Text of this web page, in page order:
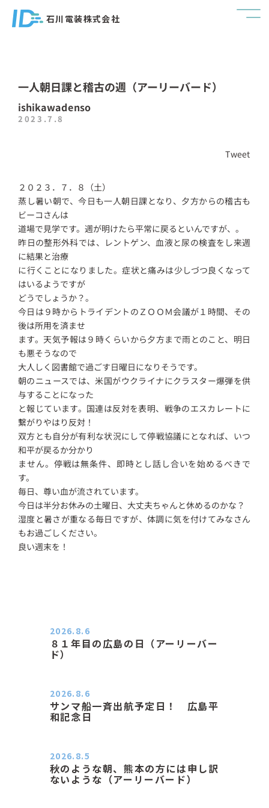
石川電装株式会社
一人朝日課と稽古の週（アーリーバード）
ishikawadenso
2023.7.8
Tweet
２０２３．７．８（土）
蒸し暑い朝で、今日も一人朝日課となり、夕方からの稽古も
ビーコさんは
道場で見学です。週が明けたら平常に戻るといんですが、。
昨日の整形外科では、レントゲン、血液と尿の検査をし来週
に結果と治療
に行くことになりました。症状と痛みは少しづつ良くなって
はいるようですが
どうでしょうか？。
今日は９時からトライデントのＺＯＯＭ会議が１時間、その
後は所用を済ませ
ます。天気予報は９時くらいから夕方まで雨とのこと、明日
も悪そうなので
大人しく図書館で過ごす日曜日になりそうです。
朝のニュースでは、米国がウクライナにクラスター爆弾を供
与することになった
と報じています。国連は反対を表明、戦争のエスカレートに
繋がりやはり反対！
双方とも自分が有利な状況にして停戦協議にとなれば、いつ
和平が戻るか分かり
ません。停戦は無条件、即時とし話し合いを始めるべきで
す。
毎日、尊い血が流されています。
今日は半分お休みの土曜日、大丈夫ちゃんと休めるのかな？
湿度と暑さが重なる毎日ですが、体調に気を付けてみなさん
もお過ごしください。
良い週末を！
８１年目の広島の日（アーリーバー
ド）
2026.8.6
サンマ船一斉出航予定日！ 広島平
和記念日
2026.8.6
秋のような朝、熊本の方には申し訳
ないような（アーリーバード）
2026.8.5